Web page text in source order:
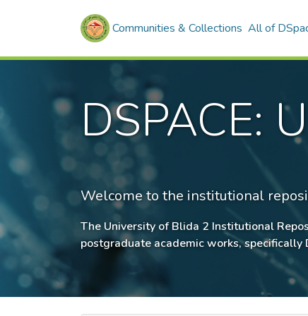
Communities & Collections All of
DSPACE:
Welcome to the institutional
The University of Blida 2 Institutional
postgraduate academic works,